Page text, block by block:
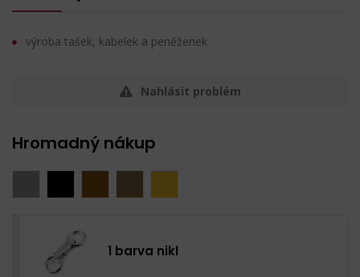
výroba tašek, kabelek a peněženek
Nahlásit problém
Hromadný nákup
1 barva nikl